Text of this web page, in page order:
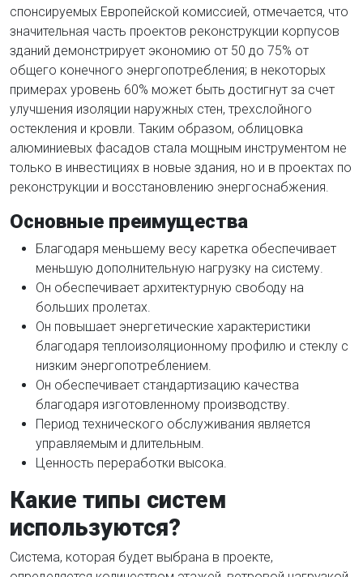
спонсируемых Европейской комиссией, отмечается, что
значительная часть проектов реконструкции корпусов
зданий демонстрирует экономию от 50 до 75% от
общего конечного энергопотребления; в некоторых
примерах уровень 60% может быть достигнут за счет
улучшения изоляции наружных стен, трехслойного
остекления и кровли. Таким образом, облицовка
алюминиевых фасадов стала мощным инструментом не
только в инвестициях в новые здания, но и в проектах по
реконструкции и восстановлению энергоснабжения.
Основные преимущества
Благодаря меньшему весу каретка обеспечивает
меньшую дополнительную нагрузку на систему.
Он обеспечивает архитектурную свободу на
больших пролетах.
Он повышает энергетические характеристики
благодаря теплоизоляционному профилю и стеклу с
низким энергопотреблением.
Он обеспечивает стандартизацию качества
благодаря изготовленному производству.
Период технического обслуживания является
управляемым и длительным.
Ценность переработки высока.
Какие типы систем
используются?
Система, которая будет выбрана в проекте,